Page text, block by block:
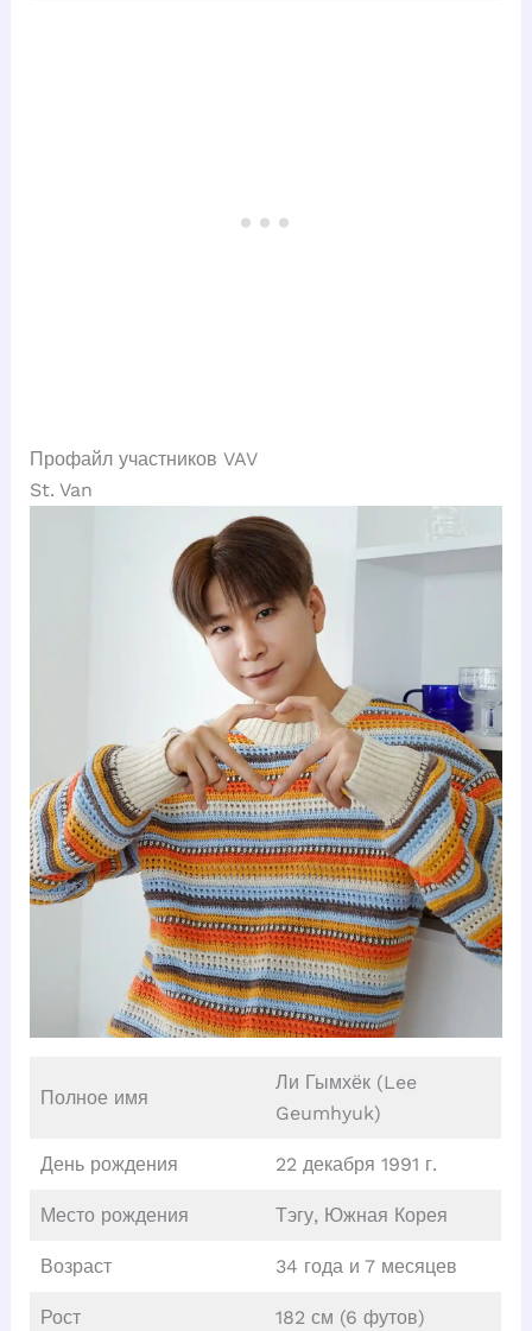
Профайл участников VAV
St. Van
Полное имя
Ли Гымхёк (Lee
Geumhyuk)
День рождения 22 декабря 1991 г.
Место рождения Тэгу, Южная Корея
Возраст 34 года и 7 месяцев
Рост 182 см (6 футов)